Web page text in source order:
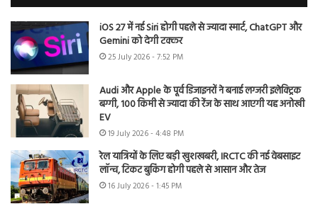
iOS 27 में नई Siri होगी पहले से ज्यादा स्मार्ट, ChatGPT और
Gemini को देगी टक्कर
25 July 2026 - 7:52 PM
Audi और Apple के पूर्व डिजाइनरों ने बनाई लग्जरी इलेक्ट्रिक
बग्गी, 100 किमी से ज्यादा की रेंज के साथ आएगी यह अनोखी
EV
19 July 2026 - 4:48 PM
रेल यात्रियों के लिए बड़ी खुशखबरी, IRCTC की नई वेबसाइट
लॉन्च, टिकट बुकिंग होगी पहले से आसान और तेज
16 July 2026 - 1:45 PM